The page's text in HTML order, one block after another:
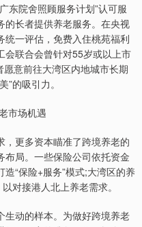
院舍照顾服务计划”认可服
的长者提供养老服务。在央视
一评估，免费入住桃苑福利
会联合会曾针对55岁或以上市
意前往大湾区内地城市长期
的吸引力。
市场机遇
更多资本瞄准了跨境养老的
局。一些保险公司依托资金
“保险+服务”模式;大湾区的养
对接港人北上养老需求。
动的样本。为做好跨境养老